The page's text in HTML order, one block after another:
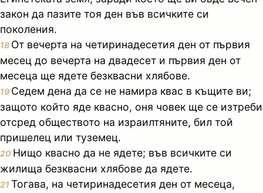
закон да пазите тоя ден във всичките си
поколения.
18 От вечерта на четиринадесетия ден от първия
месец до вечерта на двадесет и първия ден от
месеца ще ядете безквасни хлябове.
19 Седем дена да се не намира квас в къщите ви;
защото който яде квасно, оня човек ще се изтреби
отсред обществото на израилтяните, бил той
пришелец или туземец.
20 Нищо квасно да не ядете; във всичките си
жилища безквасни хлябове да ядете.
21Тогава, на четиринадесетия ден от месеца,